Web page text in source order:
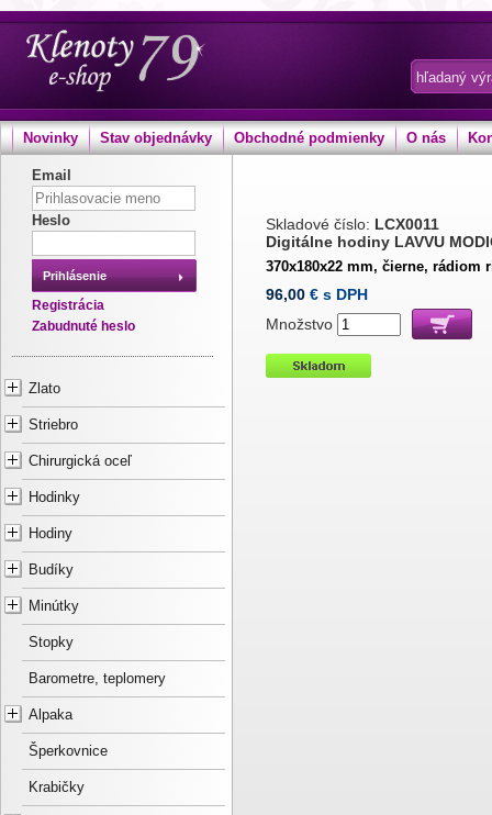
Novinky Stav objednávky Obchodné podmienky O nás
Email
Heslo
Prihlásenie
Registrácia
Zabudnuté heslo
Zlato
Striebro
Chirurgická oceľ
Hodinky
Hodiny
Budíky
Minútky
Stopky
Barometre, teplomery
Alpaka
Šperkovnice
Krabičky
Skladové číslo: LCX0011
Digitálne hodiny LAVVU
370x180x22 mm, čierne, rádiom
96,00 € s DPH
Množstvo